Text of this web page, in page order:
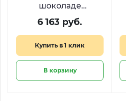
шоколаде
«Шоколатье»
6 163 руб.
Купить в 1 клик
В корзину